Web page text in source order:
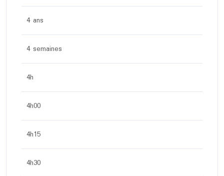
4 ans
4 semaines
4h
4h00
4h15
4h30